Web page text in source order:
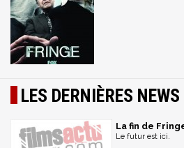
LES DERNIÈRES NEWS
La fin de
Le futur est ici.